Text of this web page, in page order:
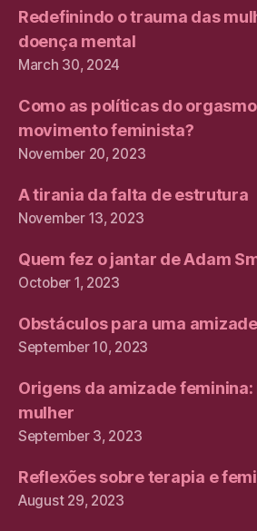
Redefinindo o trauma das
doença mental
March 30, 2024
Como as políticas do
movimento feminista?
November 20, 2023
A tirania da falta de estrutura
November 13, 2023
Quem fez o jantar de Adam
October 1, 2023
Obstáculos para uma
September 10, 2023
Origens da amizade feminina:
mulher
September 3, 2023
Reflexões sobre terapia e
August 29, 2023